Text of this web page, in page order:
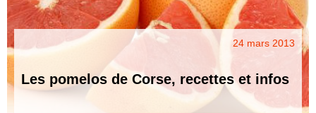
24 mars 2013
Les pomelos de Corse, recettes et infos